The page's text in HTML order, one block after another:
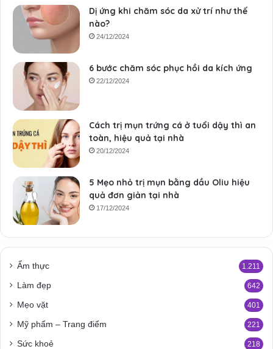
Dị ứng khi chăm sóc da xử trí như thế
nào?
24/12/2024
6 bước chăm sóc phục hồi da kích ứng
22/12/2024
Cách trị mụn trứng cá ở tuổi dậy thì an
toàn, hiệu quả tại nhà
20/12/2024
5 Mẹo nhỏ trị mụn bằng dầu Oliu hiệu
quả đơn giản tại nhà
17/12/2024
Ẩm thực 1.211
Làm đẹp 642
Mẹo vặt 401
Mỹ phẩm – Trang điểm 221
Sức khoẻ 218